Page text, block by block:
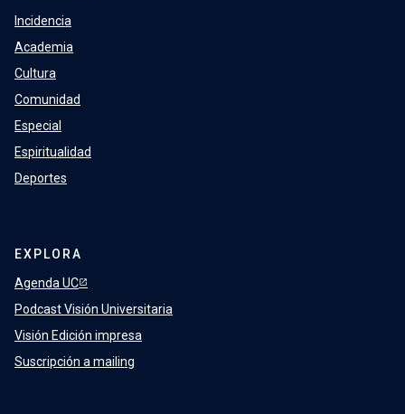
Incidencia
Academia
Cultura
Comunidad
Especial
Espiritualidad
Deportes
EXPLORA
Agenda UC
Podcast Visión Universitaria
Visión Edición impresa
Suscripción a mailing